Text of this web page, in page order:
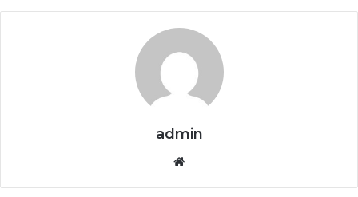
admin